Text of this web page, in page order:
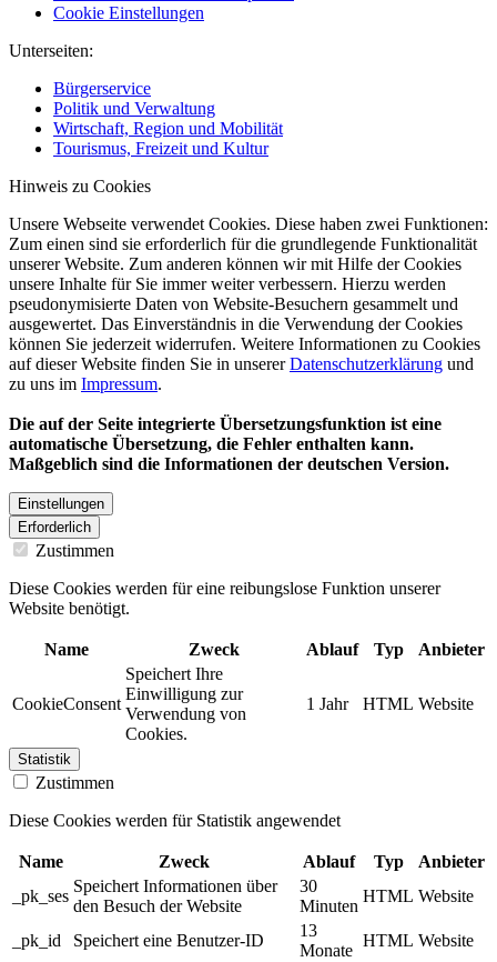
Cookie Einstellungen
Unterseiten:
Bürgerservice
Politik und Verwaltung
Wirtschaft, Region und Mobilität
Tourismus, Freizeit und Kultur
Hinweis zu Cookies
Unsere Webseite verwendet Cookies. Diese haben zwei Funktionen:
Zum einen sind sie erforderlich für die grundlegende Funktionalität
unserer Website. Zum anderen können wir mit Hilfe der Cookies
unsere Inhalte für Sie immer weiter verbessern. Hierzu werden
pseudonymisierte Daten von Website-Besuchern gesammelt und
ausgewertet. Das Einverständnis in die Verwendung der Cookies
können Sie jederzeit widerrufen. Weitere Informationen zu Cookies
auf dieser Website finden Sie in unsererDatenschutzerklärung und
zu uns im Impressum.
Die auf der Seite integrierte Übersetzungsfunktion ist eine
automatische Übersetzung, die Fehler enthalten kann.
Maßgeblich sind die Informationen der deutschen Version.
Einstellungen
Erforderlich
Zustimmen
Diese Cookies werden für eine reibungslose Funktion unserer
Website benötigt.
Name Zweck Ablauf Typ Anbieter
CookieConsent
Speichert Ihre
Einwilligung zur
Verwendung von
Cookies.
1 Jahr HTML Website
Statistik
Zustimmen
Diese Cookies werden für Statistik angewendet
Name Zweck Ablauf Typ
Anbieter
_pk_ses
Speichert Informationen über
den Besuch der Website
30
Minuten
HTML Website
_pk_id Speichert eine Benutzer-ID
13
Monate
HTML Website